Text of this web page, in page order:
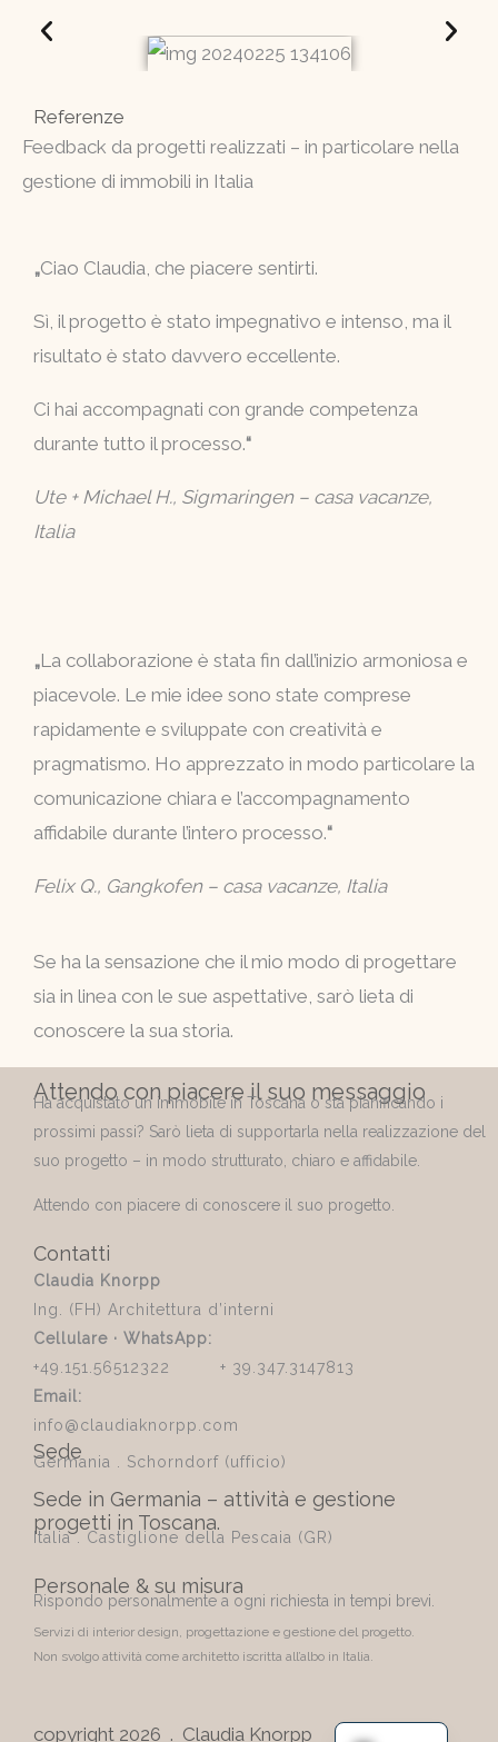
Referenze
Feedback da progetti realizzati – in particolare nella
gestione di immobili in Italia
„Ciao Claudia, che piacere sentirti.
Sì, il progetto è stato impegnativo e intenso, ma il
risultato è stato davvero eccellente.
Ci hai accompagnati con grande competenza
durante tutto il processo.“
Ute + Michael H., Sigmaringen – casa vacanze,
Italia
„La collaborazione è stata fin dall’inizio armoniosa e
piacevole. Le mie idee sono state comprese
rapidamente e sviluppate con creatività e
pragmatismo. Ho apprezzato in modo particolare la
comunicazione chiara e l’accompagnamento
affidabile durante l’intero processo.“
Felix Q., Gangkofen – casa vacanze, Italia
Se ha la sensazione che il mio modo di progettare
sia in linea con le sue aspettative, sarò lieta di
conoscere la sua storia.
Attendo con piacere il suo messaggio
Ha acquistato un immobile in Toscana o sta pianificando i
prossimi passi? Sarò lieta di supportarla nella realizzazione del
suo progetto – in modo strutturato, chiaro e affidabile.
Attendo con piacere di conoscere il suo progetto.
Contatti
Claudia Knorpp
Ing. (FH) Architettura d’interni
Cellulare · WhatsApp:
+49.151.56512322 + 39.347.3147813
Email:
info@claudiaknorpp.com
Sede
Germania . Schorndorf (ufficio)
Sede in Germania – attività e gestione
progetti in Toscana.
Italia . Castiglione della Pescaia (GR)
Personale & su misura
Rispondo personalmente a ogni richiesta in tempi brevi.
Servizi di interior design, progettazione e gestione del progetto.
Non svolgo attività come architetto iscritta all’albo in Italia.
copyright 2026 . Claudia Knorpp